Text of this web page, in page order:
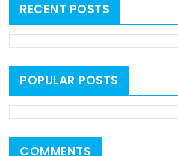
RECENT POSTS
POPULAR POSTS
COMMENTS